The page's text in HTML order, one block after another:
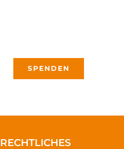
SPENDEN
RECHTLICHES